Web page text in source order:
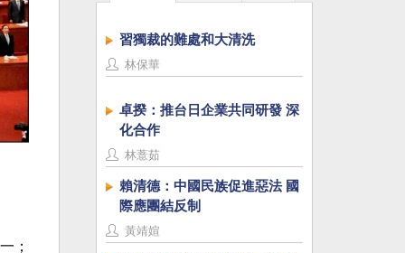
；
習獨裁的難處和大清洗
林保華
卓揆：推台日企業共同研發 深
化合作
林薏茹
賴清德：中國民族促進惡法 國
際應團結反制
黃靖媗